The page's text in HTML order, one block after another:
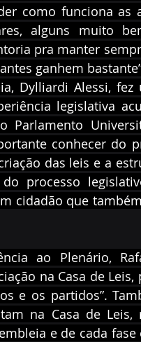
como funciona as
alguns muito
pra manter
ganhem
Dylliardi Alessi,
legislativa
Parlamento
conhecer do
das leis e a
processo
cidadão que
ao Plenário,
na Casa de Leis,
e os partidos”.
na Casa de Leis,
e de cada